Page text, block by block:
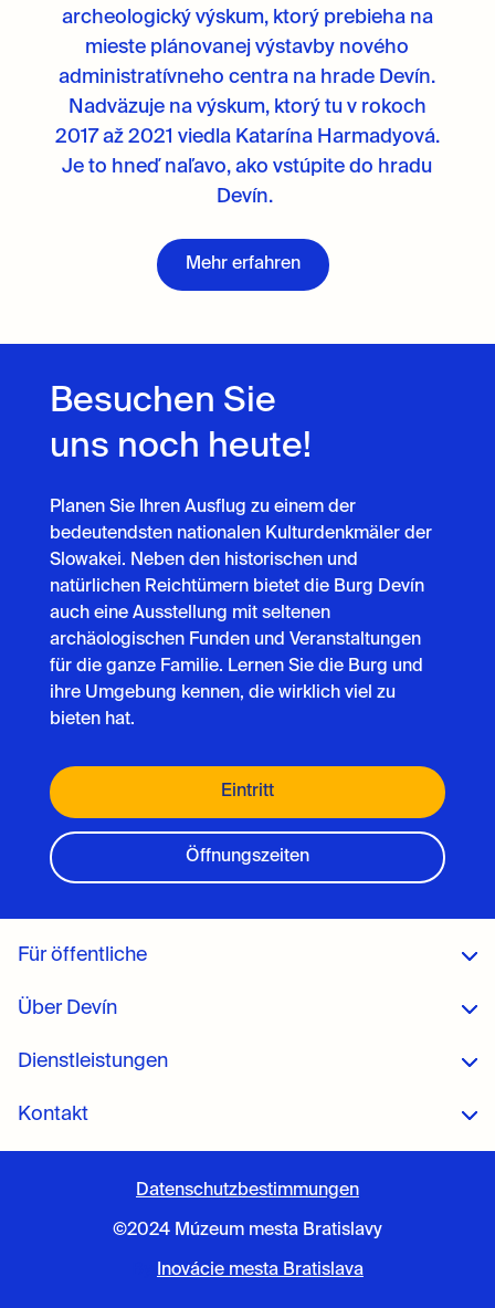
archeologický výskum, ktorý prebieha na
mieste plánovanej výstavby nového
administratívneho centra na hrade Devín.
Nadväzuje na výskum, ktorý tu v rokoch
2017 až 2021 viedla Katarína Harmadyová.
Je to hneď naľavo, ako vstúpite do hradu
Devín.
Mehr erfahren
Besuchen Sie
uns noch heute!
Planen Sie Ihren Ausflug zu einem der
bedeutendsten nationalen Kulturdenkmäler der
Slowakei. Neben den historischen und
natürlichen Reichtümern bietet die Burg Devín
auch eine Ausstellung mit seltenen
archäologischen Funden und Veranstaltungen
für die ganze Familie. Lernen Sie die Burg und
ihre Umgebung kennen, die wirklich viel zu
bieten hat.
Eintritt
Öffnungszeiten
Für öffentliche
Über Devín
Dienstleistungen
Kontakt
Datenschutzbestimmungen
©2024 Múzeum mesta Bratislavy
Inovácie mesta Bratislava